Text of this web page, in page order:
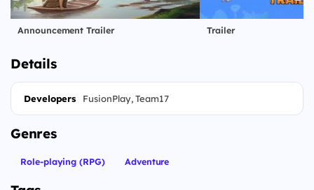
Announcement Trailer Trailer
Details
Developers FusionPlay, Team17
Genres
Role-playing (RPG) Adventure